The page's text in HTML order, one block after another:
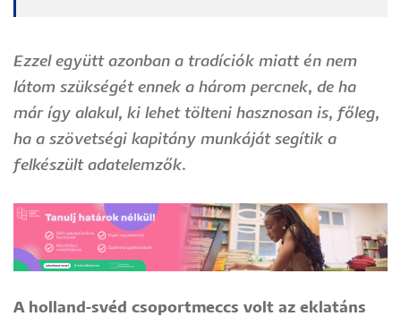
Ezzel együtt azonban a tradíciók miatt én nem
látom szükségét ennek a három percnek, de ha
már így alakul, ki lehet tölteni hasznosan is, főleg,
ha a szövetségi kapitány munkáját segítik a
felkészült adatelemzők.
Image
A holland-svéd csoportmeccs volt az eklatáns